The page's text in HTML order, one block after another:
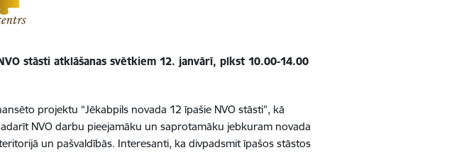
stāsti atklāšanas svētkiem 12. janvārī, plkst 10.00-14.00
projektu “Jēkabpils novada 12 īpašie NVO stāsti”, kā
NVO darbu pieejamāku un saprotamāku jebkuram novada
un pašvaldībās. Interesanti, ka divpadsmit īpašos stāstos